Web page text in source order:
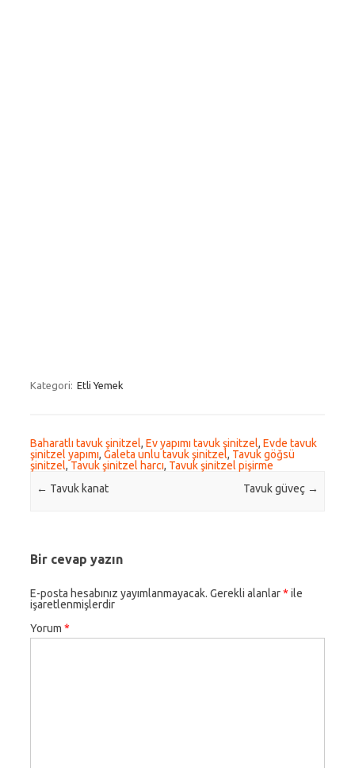
Kategori: Etli Yemek
Baharatlı tavuk şinitzel, Ev yapımı tavuk şinitzel, Evde tavuk
şinitzel yapımı, Galeta unlu tavuk şinitzel, Tavuk göğsü
şinitzel,Tavuk şinitzel harcı, Tavuk şinitzel pişirme
Post navigation
← Tavuk kanat Tavuk güveç →
Bir cevap yazın
E-posta hesabınız yayımlanmayacak. Gerekli alanlar* ile
işaretlenmişlerdir
Yorum *